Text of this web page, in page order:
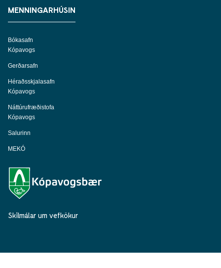
MENNINGARHÚSIN
Bókasafn
Kópavogs
Gerðarsafn
Héraðsskjalasafn
Kópavogs
Náttúrufræðistofa
Kópavogs
Salurinn
MEKÓ
Skilmálar um vefkökur